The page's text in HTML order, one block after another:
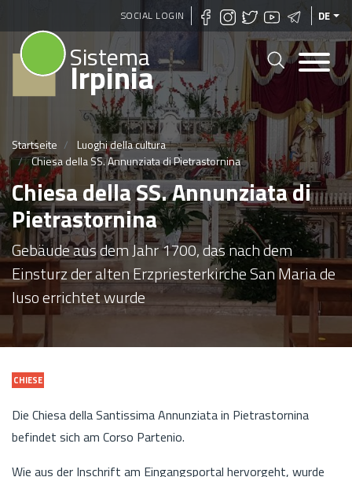
Direkt
zum
SOCIAL LOGIN DE
Sistema
Irpinia
Startseite
Luoghi della cultura
Chiesa della SS. Annunziata di Pietrastornina
Chiesa della SS. Annunziata di
Pietrastornina
Gebäude aus dem Jahr 1700, das nach dem
Einsturz der alten Erzpriesterkirche San Maria de
Iuso errichtet wurde
CHIESE
Die Chiesa della Santissima Annunziata in Pietrastornina
befindet sich am Corso Partenio.
Wie aus der Inschrift am Eingangsportal hervorgeht, wurde